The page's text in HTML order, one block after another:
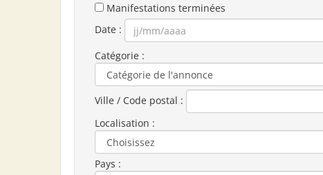
Manifestations terminées
Date :
Catégorie :
Ville / Code postal :
Localisation :
Pays :